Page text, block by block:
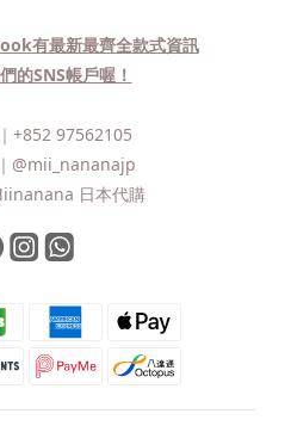
有最新最齊全款式資訊
的SNS帳戶喔！
+852 97562105
@mii_nananajp
日本代購